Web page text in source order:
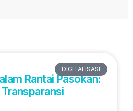
DIGITALISASI
Rantai Pasokan: